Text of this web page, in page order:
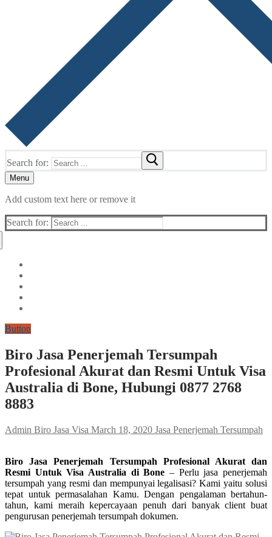
Search for:
Menu
Add custom text here or remove it
Search for:
Button
Biro Jasa Penerjemah Tersumpah
Profesional Akurat dan Resmi Untuk Visa
Australia di Bone, Hubungi 0877 2768
8883
Admin Biro Jasa Visa March 18, 2020 Jasa Penerjemah Tersumpah
Biro Jasa Penerjemah Tersumpah Profesional Akurat dan
Resmi Untuk Visa Australia di Bone – Perlu jasa penerjemah
tersumpah yang resmi dan mempunyai legalisasi? Kami yaitu solusi
tepat untuk permasalahan Kamu. Dengan pengalaman bertahun-
tahun, kami meraih kepercayaan penuh dari banyak client buat
pengurusan penerjemah tersumpah dokumen.